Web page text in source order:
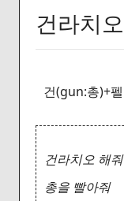
건라치오
건(gun:총)+
건라치오 해
총을 빨아줘